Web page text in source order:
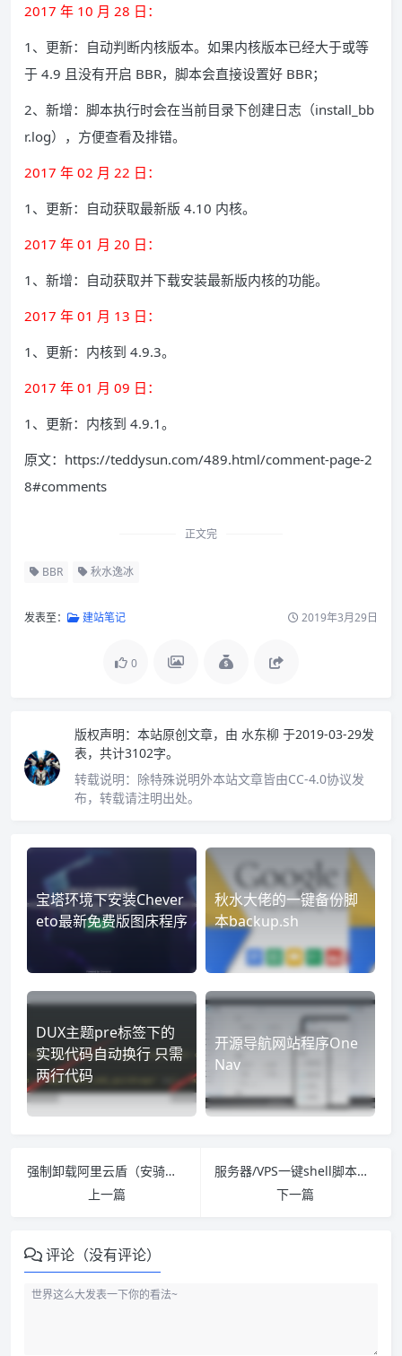
2017 年 10 月 28 日：
1、更新：自动判断内核版本。如果内核版本已经大于或等
于 4.9 且没有开启 BBR，脚本会直接设置好 BBR；
2、新增：脚本执行时会在当前目录下创建日志（install_bb
r.log），方便查看及排错。
2017 年 02 月 22 日：
1、更新：自动获取最新版 4.10 内核。
2017 年 01 月 20 日：
1、新增：自动获取并下载安装最新版内核的功能。
2017 年 01 月 13 日：
1、更新：内核到 4.9.3。
2017 年 01 月 09 日：
1、更新：内核到 4.9.1。
原文：https://teddysun.com/489.html/comment-page-2
8#comments
正文完
BBR 秋水逸冰
发表至： 建站笔记 2019年3月29日
0
版权声明： 本站原创文章，由 水东柳 于2019-03-29发
表，共计3102字。
转载说明： 除特殊说明外本站文章皆由CC-4.0协议发
布，转载请注明出处。
宝塔环境下安装Chever
eto最新免费版图床程序
秋水大佬的一键备份脚
本backup.sh
DUX主题pre标签下的
实现代码自动换行 只需
两行代码
开源导航网站程序One
Nav
强制卸载阿里云盾（安骑士）监控及屏蔽云盾IP检测&附带教程
上一篇
服务器/VPS一键shell脚本大全
下一篇
评论（没有评论）